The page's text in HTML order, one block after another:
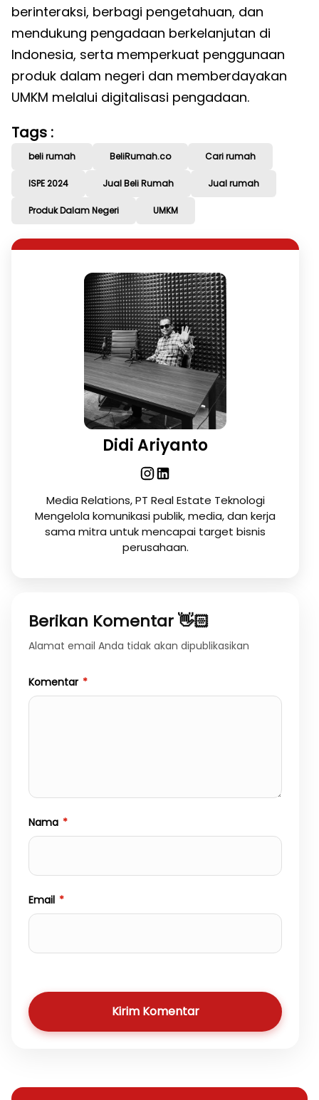
berinteraksi, berbagi pengetahuan, dan
mendukung pengadaan berkelanjutan di
Indonesia, serta memperkuat penggunaan
produk dalam negeri dan memberdayakan
UMKM melalui digitalisasi pengadaan.
Tags :
beli rumah BeliRumah.co Cari rumah
ISPE 2024 Jual Beli Rumah Jual rumah
Produk Dalam Negeri UMKM
Didi Ariyanto
Media Relations, PT Real Estate Teknologi
Mengelola komunikasi publik, media, dan kerja
sama mitra untuk mencapai target bisnis
perusahaan.
Berikan Komentar 👋🏻
Alamat email Anda tidak akan dipublikasikan
Komentar *
Nama *
Email *
Kirim Komentar